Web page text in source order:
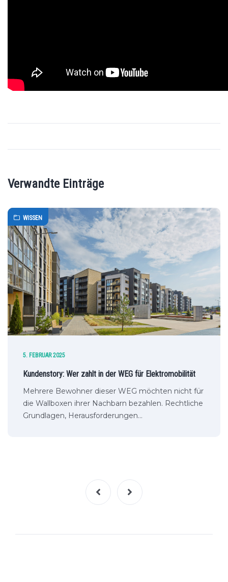
Verwandte Einträge
WISSEN
5. FEBRUAR 2025
Kundenstory: Wer zahlt in der WEG für Elektromobilität
Mehrere Bewohner dieser WEG möchten nicht für
die Wallboxen ihrer Nachbarn bezahlen. Rechtliche
Grundlagen, Herausforderungen…